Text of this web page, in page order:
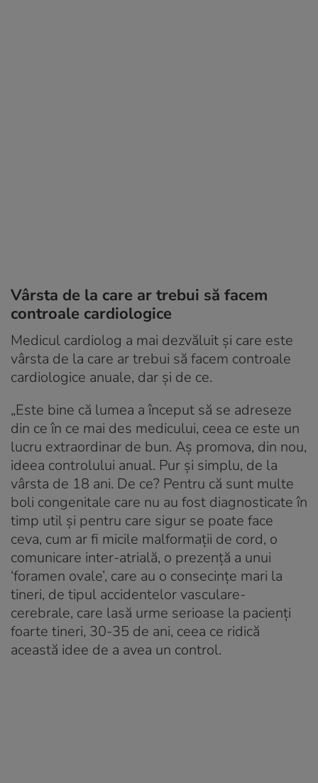
Vârsta de la care ar trebui să facem
controale cardiologice
Medicul cardiolog a mai dezvăluit și care este
vârsta de la care ar trebui să facem controale
cardiologice anuale, dar și de ce.
„Este bine că lumea a început să se adreseze
din ce în ce mai des medicului, ceea ce este un
lucru extraordinar de bun. Aș promova, din nou,
ideea controlului anual. Pur și simplu, de la
vârsta de 18 ani. De ce? Pentru că sunt multe
boli congenitale care nu au fost diagnosticate în
timp util și pentru care sigur se poate face
ceva, cum ar fi micile malformații de cord, o
comunicare inter-atrială, o prezență a unui
‘foramen ovale’, care au o consecințe mari la
tineri, de tipul accidentelor vasculare-
cerebrale, care lasă urme serioase la pacienți
foarte tineri, 30-35 de ani, ceea ce ridică
această idee de a avea un control.